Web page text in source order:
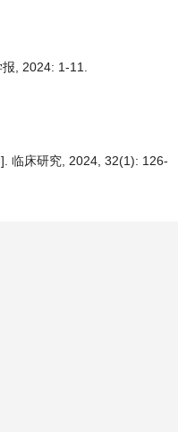
, 2024: 1-11.
临床研究, 2024, 32(1): 126-